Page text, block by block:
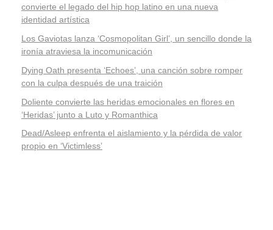
convierte el legado del hip hop latino en una nueva
identidad artística
Los Gaviotas lanza ‘Cosmopolitan Girl’, un sencillo donde la
ironía atraviesa la incomunicación
Dying Oath presenta ‘Echoes’, una canción sobre romper
con la culpa después de una traición
Doliente convierte las heridas emocionales en flores en
‘Heridas’ junto a Luto y Romanthica
Dead/Asleep enfrenta el aislamiento y la pérdida de valor
propio en ‘Victimless’